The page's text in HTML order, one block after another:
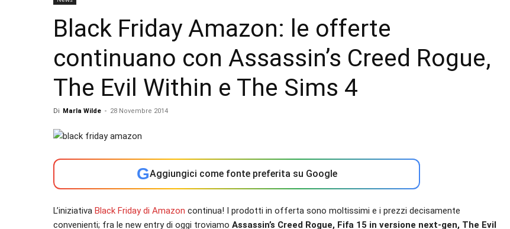
Black Friday Amazon: le offerte
continuano con Assassin’s Creed Rogue,
The Evil Within e The Sims 4
Di Marla Wilde - 28 Novembre 2014
GAggiungici come fonte preferita su Google
L’iniziativa Black Friday di Amazon continua! I prodotti in offerta sono moltissimi e i prezzi decisamente
convenienti; fra le new entry di oggi troviamo Assassin’s Creed Rogue, Fifa 15 in versione next-gen, The Evil